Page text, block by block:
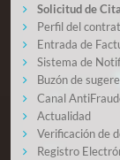
Solicitud de
Perfil del
Entrada de
Sistema de
Buzón de
Canal
Actualidad
Verificación de
Registro